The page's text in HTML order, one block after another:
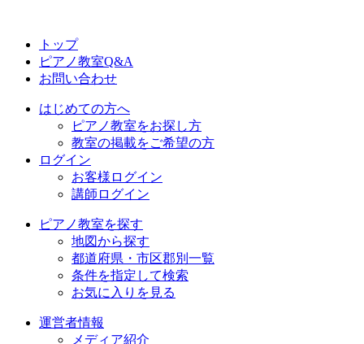
トップ
ピアノ教室Q&A
お問い合わせ
はじめての方へ
ピアノ教室をお探し方
教室の掲載をご希望の方
ログイン
お客様ログイン
講師ログイン
ピアノ教室を探す
地図から探す
都道府県・市区郡別一覧
条件を指定して検索
お気に入りを見る
運営者情報
メディア紹介